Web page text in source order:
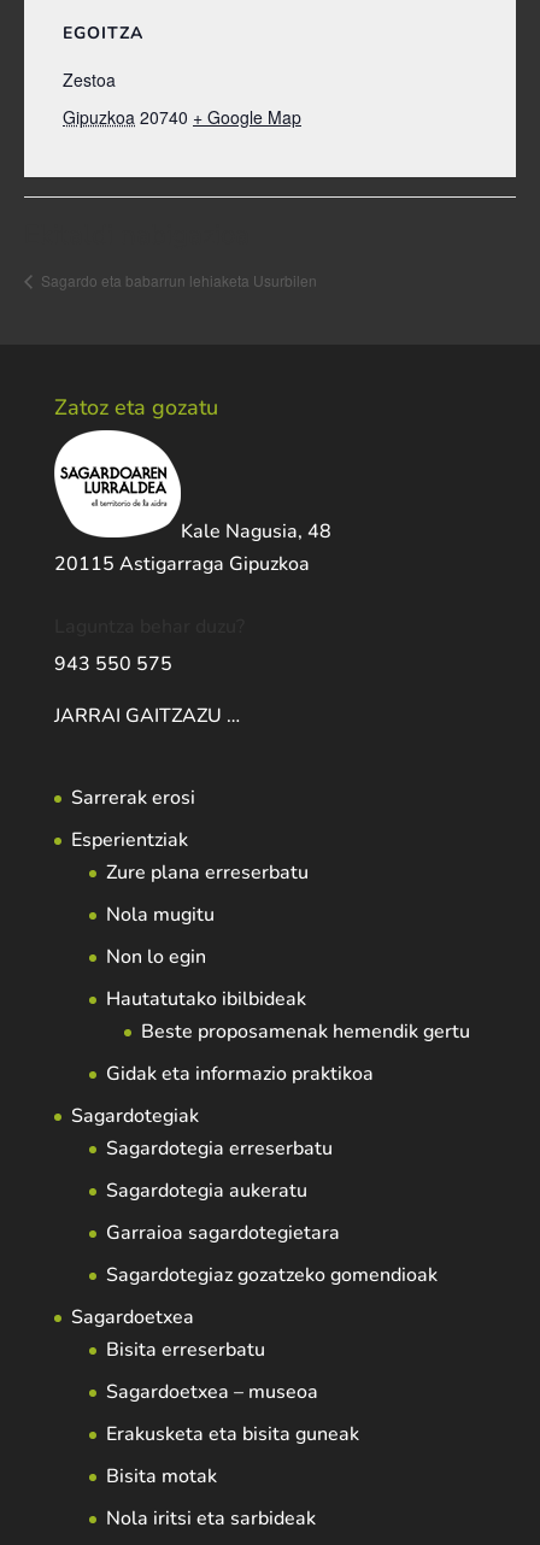
EGOITZA
Zestoa
Gipuzkoa 20740 + Google Map
Sagardo eta babarrun lehiaketa Usurbilen
Zatoz eta gozatu
Kale Nagusia, 48
20115 Astigarraga Gipuzkoa
943 550 575
JARRAI GAITZAZU …
Sarrerak erosi
Esperientziak
Zure plana erreserbatu
Nola mugitu
Non lo egin
Hautatutako ibilbideak
Beste proposamenak hemendik gertu
Gidak eta informazio praktikoa
Sagardotegiak
Sagardotegia erreserbatu
Sagardotegia aukeratu
Garraioa sagardotegietara
Sagardotegiaz gozatzeko gomendioak
Sagardoetxea
Bisita erreserbatu
Sagardoetxea – museoa
Erakusketa eta bisita guneak
Bisita motak
Nola iritsi eta sarbideak